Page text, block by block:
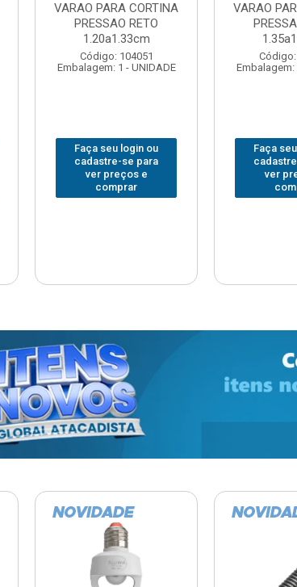
VARAO PARA CORTINA
PRESSAO RETO
1.35a1.48cm
Código: 104060
Embalagem: 1 - UNIDADE
Faça seu login ou
cadastre-se para
ver preços e
comprar
VARAO
Embalagem:
Faça
ver